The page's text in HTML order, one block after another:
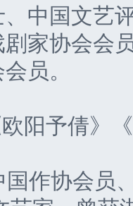
中国文艺
家协会会
员。
予倩》《
协会员、